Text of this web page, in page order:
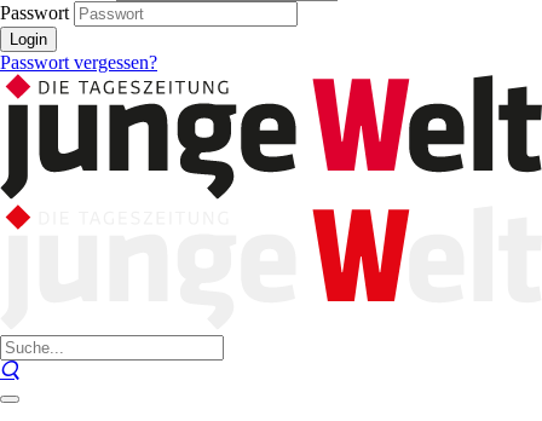
Passwort
Login
Passwort vergessen?